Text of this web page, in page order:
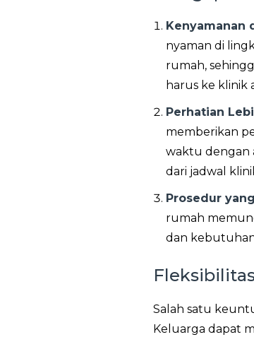
Kenyamanan
nyaman di
rumah,
harus ke klinik
Perhatian
memberikan
waktu dengan
dari jadwal
Prosedur
rumah
dan
Salah satu
Keluarga dapat